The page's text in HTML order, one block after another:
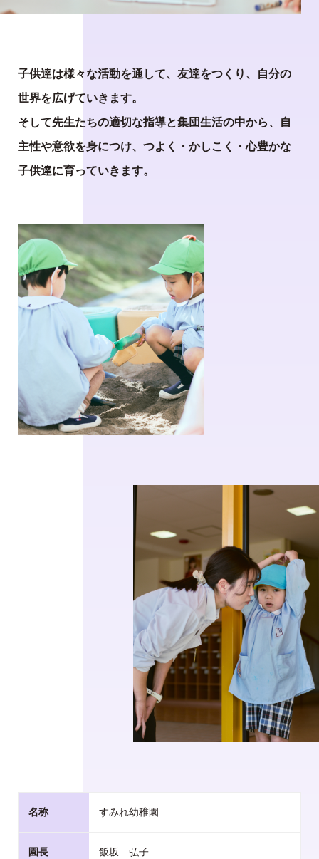
子供達は様々な活動を通して、友達をつくり、自分の
世界を広げていきます。
そして先生たちの適切な指導と集団生活の中から、自
主性や意欲を身につけ、つよく・かしこく・心豊かな
子供達に育っていきます。
名称 すみれ幼稚園
園長 飯坂 弘子